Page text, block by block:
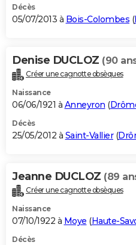
Décès
05/07/2013 à Bois-Colombes (
Denise DUCLOZ (90
Créer une cagnotte obsèques
Naissance
06/06/1921 à Anneyron (
Décès
25/05/2012 à Saint-Vallier(
Jeanne DUCLOZ (89
Créer une cagnotte obsèques
Naissance
07/10/1922 à Moye (Haute-
Décès